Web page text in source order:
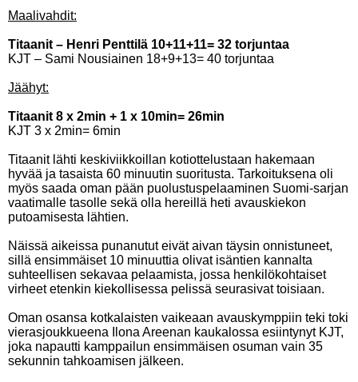
Maalivahdit:
Titaanit – Henri Penttilä 10+11+11= 32 torjuntaa
KJT – Sami Nousiainen 18+9+13= 40 torjuntaa
Jäähyt:
Titaanit 8 x 2min + 1 x 10min= 26min
KJT 3 x 2min= 6min
Titaanit lähti keskiviikkoillan kotiottelustaan hakemaan
hyvää ja tasaista 60 minuutin suoritusta. Tarkoituksena oli
myös saada oman pään puolustuspelaaminen Suomi-sarjan
vaatimalle tasolle sekä olla hereillä heti avauskiekon
putoamisesta lähtien.
Näissä aikeissa punanutut eivät aivan täysin onnistuneet,
sillä ensimmäiset 10 minuuttia olivat isäntien kannalta
suhteellisen sekavaa pelaamista, jossa henkilökohtaiset
virheet etenkin kiekollisessa pelissä seurasivat toisiaan.
Oman osansa kotkalaisten vaikeaan avauskymppiin teki toki
vierasjoukkueena Ilona Areenan kaukalossa esiintynyt KJT,
joka napautti kamppailun ensimmäisen osuman vain 35
sekunnin tahkoamisen jälkeen.